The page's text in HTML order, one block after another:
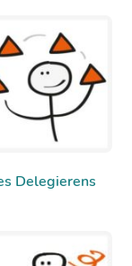
Delegierens